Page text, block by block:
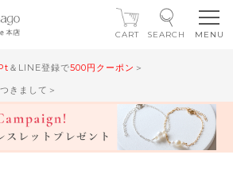
＆LINE登録で500円クーポン ＞
きまして＞
CART SEARCH